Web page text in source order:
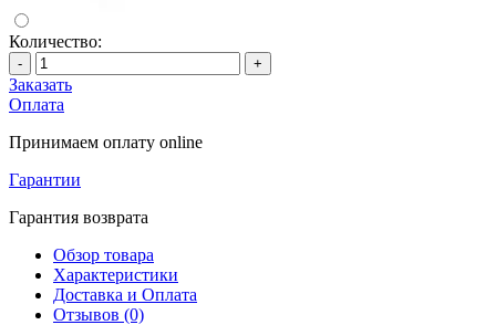
Количество:
- +
Заказать
Оплата
Принимаем оплату online
Гарантии
Гарантия возврата
Обзор товара
Характеристики
Доставка и Оплата
Отзывов (0)